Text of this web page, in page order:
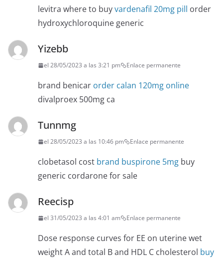
levitra where to buyvardenafil 20mg pill order
hydroxychloroquine generic
Yizebb
el 28/05/2023 a las 3:21 pm Enlace permanente
brand benicar order calan 120mg online
divalproex 500mg ca
Tunnmg
el 28/05/2023 a las 10:46 pm Enlace permanente
clobetasol cost brand buspirone 5mg buy
generic cordarone for sale
Reecisp
el 31/05/2023 a las 4:01 am Enlace permanente
Dose response curves for EE on uterine wet
weight A and total B and HDL C cholesterol buy